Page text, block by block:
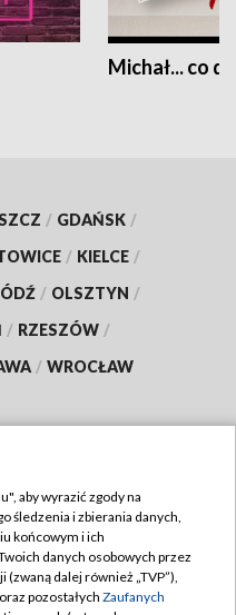
Michał... co
/ GDAŃSK /
/ KIELCE /
/ OLSZTYN /
/ RZESZÓW /
/ WROCŁAW
TVP
aby wyrazić zgody na
śledzenia i zbierania danych,
końcowym i ich
danych osobowych przez
(zwaną dalej również „TVP”),
oraz pozostałych Zaufanych